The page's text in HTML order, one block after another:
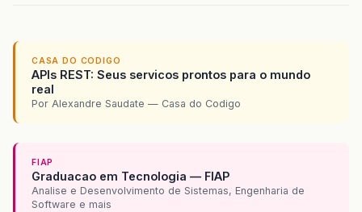
CASA DO CODIGO
APIs REST: Seus servicos prontos para o mundo
real
Por Alexandre Saudate — Casa do Codigo
FIAP
Graduacao em Tecnologia — FIAP
Analise e Desenvolvimento de Sistemas, Engenharia de
Software e mais